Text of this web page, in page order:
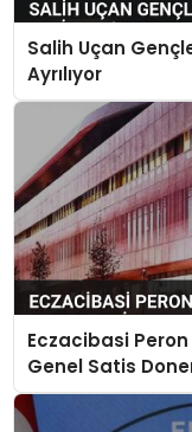
Salih Uçan
Ayrılıyor
Eczacibasi
Genel Satis